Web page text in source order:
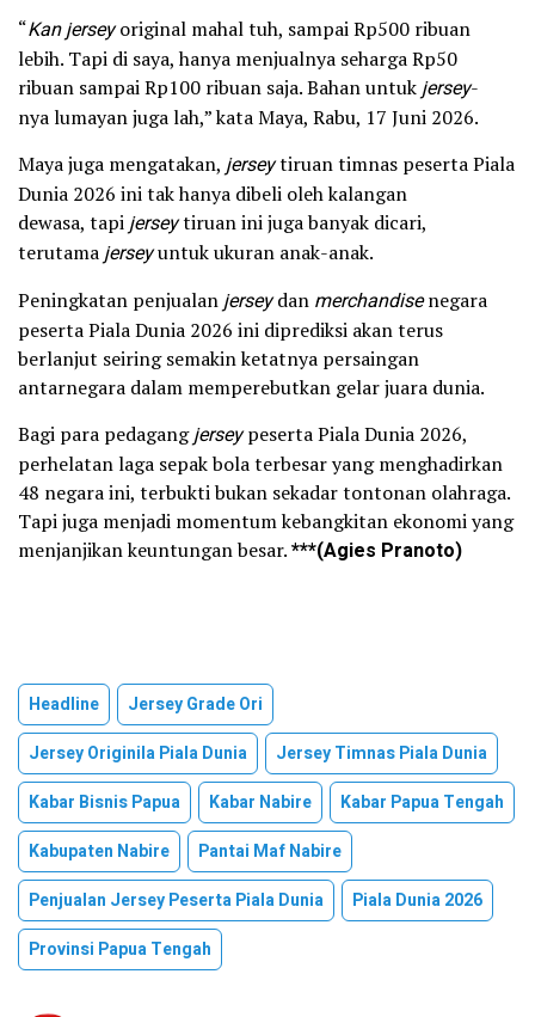
“Kan jerseyoriginal mahal tuh, sampai Rp500 ribuan
lebih. Tapi di saya, hanya menjualnya seharga Rp50
ribuan sampai Rp100 ribuan saja. Bahan untuk jersey-
nya lumayan juga lah,” kata Maya, Rabu, 17 Juni 2026.
Maya juga mengatakan, jerseytiruan timnas peserta Piala
Dunia 2026 ini tak hanya dibeli oleh kalangan
dewasa, tapi jerseytiruan ini juga banyak dicari,
terutama jerseyuntuk ukuran anak-anak.
Peningkatan penjualan jerseydan merchandisenegara
peserta Piala Dunia 2026 ini diprediksi akan terus
berlanjut seiring semakin ketatnya persaingan
antarnegara dalam memperebutkan gelar juara dunia.
Bagi para pedagangjerseypeserta Piala Dunia 2026,
perhelatan laga sepak bola terbesar yang menghadirkan
48 negara ini, terbukti bukan sekadar tontonan olahraga.
Tapi juga menjadi momentum kebangkitan ekonomi yang
menjanjikan keuntungan besar.***(Agies Pranoto)
Headline
Jersey Grade Ori
Jersey Originila Piala Dunia
Jersey Timnas Piala Dunia
Kabar Bisnis Papua
Kabar Nabire
Kabar Papua Tengah
Kabupaten Nabire
Pantai Maf Nabire
Penjualan Jersey Peserta Piala Dunia
Piala Dunia 2026
Provinsi Papua Tengah